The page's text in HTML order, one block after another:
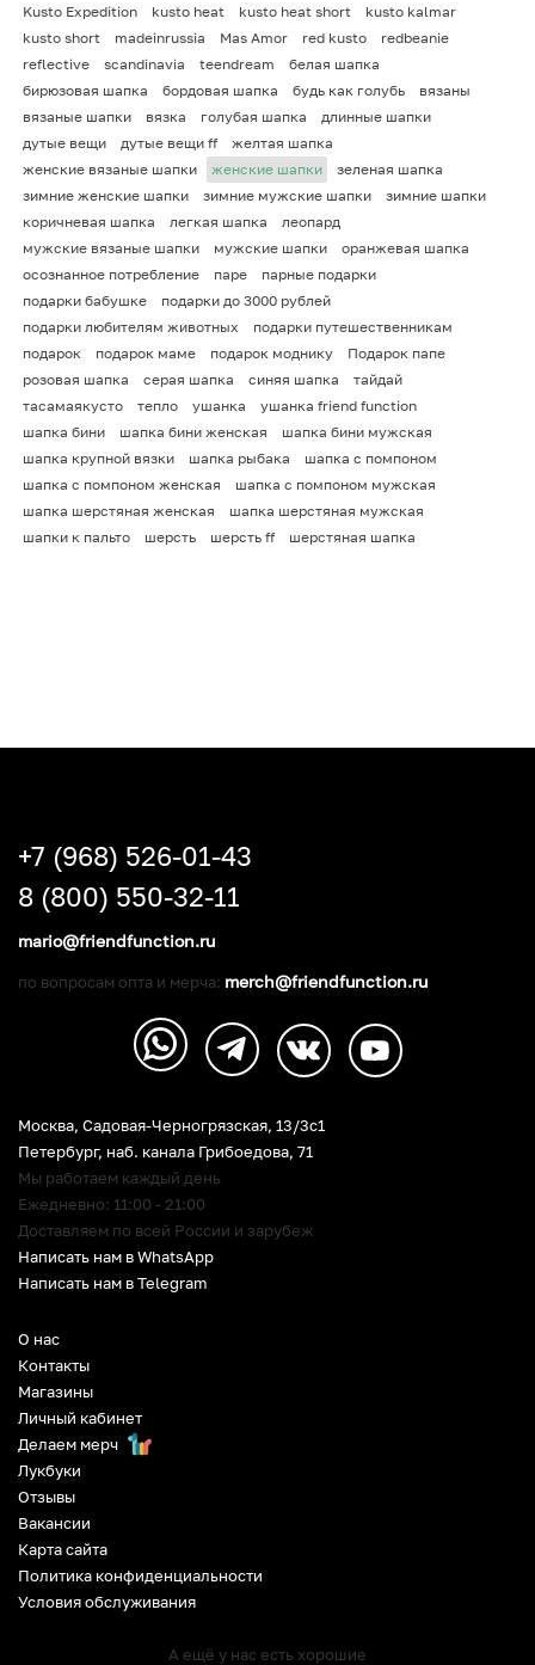
Kusto Expedition
kusto heat kusto heat short
kusto kalmar
kusto short
madeinrussia Mas Amor red kusto
redbeanie
reflective
scandinavia teendream
белая шапка
бирюзовая шапка
бордовая шапка будь как голубь
вязаны
вязаные шапки
вязка голубая шапка
длинные шапки
дутые вещи
дутые вещи ff
желтая шапка
женские вязаные шапки
женские шапки
зеленая шапка
зимние женские шапки
зимние мужские шапки
зимние шапки
коричневая шапка
легкая шапка
леопард
мужские вязаные шапки
мужские шапки
оранжевая шапка
осознанное потребление
паре
парные подарки
подарки бабушке
подарки до 3000 рублей
подарки любителям животных
подарки путешественникам
подарок
подарок маме подарок моднику
Подарок папе
розовая шапка
серая шапка синяя шапка
тайдай
тасамаякусто
тепло ушанка
ушанка friend function
шапка бини
шапка бини женская
шапка бини мужская
шапка крупной вязки
шапка рыбака
шапка с помпоном
шапка с помпоном женская
шапка с помпоном мужская
шапка шерстяная женская
шапка шерстяная мужская
шапки к пальто
шерсть шерсть ff шерстяная шапка
О нас
Контакты
Магазины
Личный кабинет
Делаем мерч
Лукбуки
Отзывы
Вакансии
Карта сайта
Политика конфиденциальности
Условия обслуживания
А ещё у нас есть хорошие
Москва, Садовая-Черногрязская, 13/3c1
Петербург, наб. канала Грибоедова, 71
Мы работаем каждый день
Ежедневно: 11:00 - 21:00
Доставляем по всей России и зарубеж
Написать нам в WhatsApp
Написать нам в Telegram
+7 (968) 526-01-43
8 (800) 550-32-11
mario@friendfunction.ru
по вопросам опта и мерча: merch@friendfunction.ru